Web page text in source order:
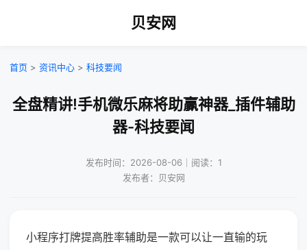
贝安网
首页 > 资讯中心 > 科技要闻
全盘精讲!手机微乐麻将助赢神器_插件辅助
器-科技要闻
发布时间：2026-08-06｜阅读：1
发布者：贝安网
小程序打牌提高胜率辅助是一款可以让一直输的玩